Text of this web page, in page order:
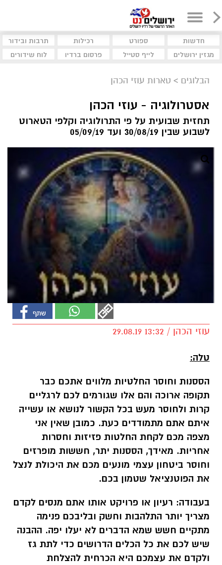
חדשות ספורט רכילות
תרבות ובידור
מגזין ירושלים
לייף סטייל פרסום ברדיו לוח שידורים
הבלוגים > טארות עוזי הכהן
אסטרולוגיה - עוזי הכהן
תחזית שבועית על פי התרולוגיה וקלפי הטארוט
לשבוע שבין 30/08/19 ועד 05/09/19
עוזי הכהן / 13:32 29.08.19
טלה:
הססנות וחוסר החלטיות מלווים אתכם כבר
תקופה ארוכה והם אלו שגורמים לכם לרגליים
קרות ולחוסר מעש בכל הקשור לנושא או עשייה
איתם אתם מתמודדים כעת. כמובן שאין אני
מצפה מכם לקחת החלטות פזיזות וחסרות
אחריות. מאידך, הססנות יתר, חששות מופרזים
וחוסר ביטחון עצמי מונעים מכם את היכולת לנצל
את הפוטנציאל שטמון בכם.
בעבודה: רעיון או פרויקט אותו אתם מנסים לקדם
מצריך יותר התלהבות וחשק ובליבכם פנימה
מתקיים חשש שמא הדברים לא יעלו יפה. ההבנה
שיש לכם את כל הכלים הדרושים כדי לתת גז
ולקדם את עצמכם היא הכרחית להצלחת